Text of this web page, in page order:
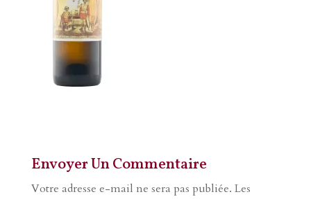
Envoyer Un Commentaire
Votre adresse e-mail ne sera pas publiée. Les